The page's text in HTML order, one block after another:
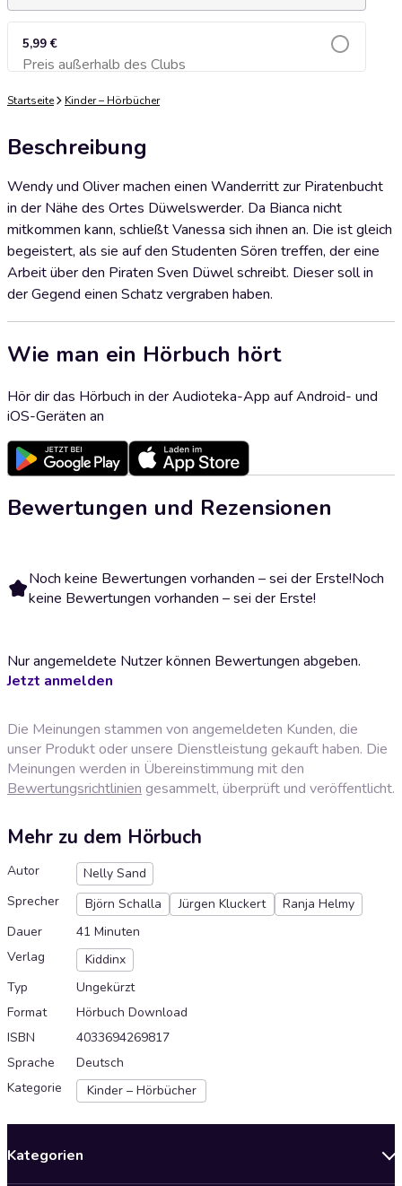
5,99 €
Preis außerhalb des ClubsZum Warenkorb hinzufügen
Startseite Kinder – Hörbücher
Beschreibung
Wendy und Oliver machen einen Wanderritt zur Piratenbucht
in der Nähe des Ortes Düwelswerder. Da Bianca nicht
mitkommen kann, schließt Vanessa sich ihnen an. Die ist gleich
begeistert, als sie auf den Studenten Sören treffen, der eine
Arbeit über den Piraten Sven Düwel schreibt. Dieser soll in
der Gegend einen Schatz vergraben haben.
Wie man ein Hörbuch hört
Hör dir das Hörbuch in der Audioteka-App auf Android- und
iOS-Geräten an
Bewertungen und Rezensionen
Noch keine Bewertungen vorhanden – sei der Erste!Noch
keine Bewertungen vorhanden – sei der Erste!
Nur angemeldete Nutzer können Bewertungen abgeben.
Jetzt anmelden
Die Meinungen stammen von angemeldeten Kunden, die
unser Produkt oder unsere Dienstleistung gekauft haben. Die
Meinungen werden in Übereinstimmung mit den
Bewertungsrichtlinien gesammelt, überprüft und veröffentlicht.
Mehr zu dem Hörbuch
Autor
Nelly Sand
Sprecher
Björn Schalla Jürgen Kluckert
Ranja Helmy
Dauer
41 Minuten
Verlag
Kiddinx
Typ
Ungekürzt
Format
Hörbuch Download
ISBN
4033694269817
Sprache
Deutsch
Kategorie
Kinder – Hörbücher
Kategorien